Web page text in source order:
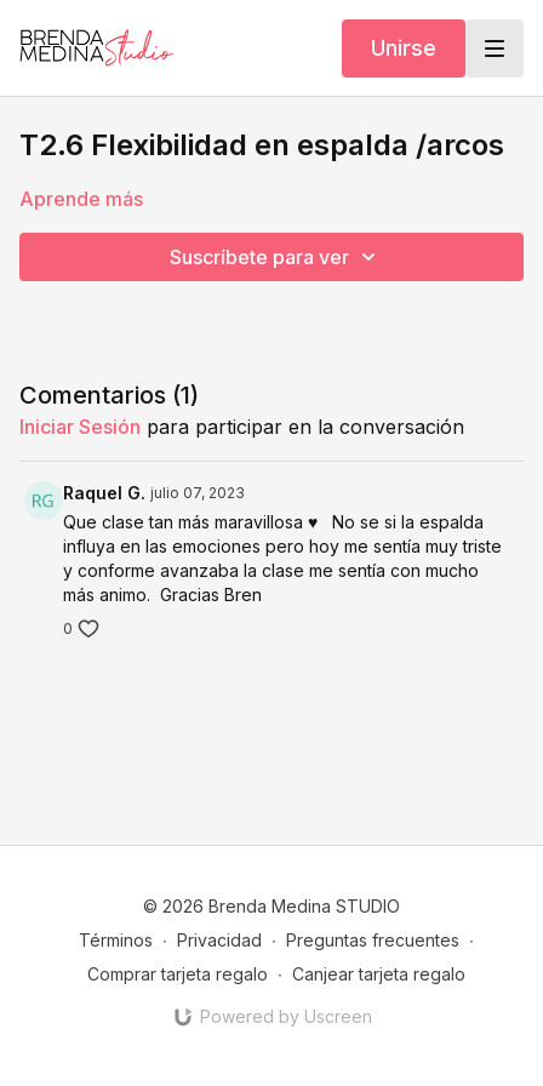
Unirse
T2.6 Flexibilidad en espalda /arcos
Aprende más
Suscríbete para ver
Comentarios (1)
Iniciar Sesión para participar en la conversación
Raquel G. julio 07, 2023
Que clase tan más maravillosa ♥️ No se si la espalda
influya en las emociones pero hoy me sentía muy triste
y conforme avanzaba la clase me sentía con mucho
más animo. Gracias Bren
0
© 2026 Brenda Medina STUDIO
Términos ∙ Privacidad ∙ Preguntas frecuentes ∙
Comprar tarjeta regalo ∙ Canjear tarjeta regalo
Powered by Uscreen